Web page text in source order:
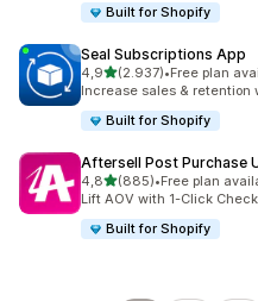
Built for Shopify
Seal Subscriptions App
4,9stelle su 5
(2.937)
2937 recensioni totali
•Free plan
Increase sales & retention
Built for Shopify
Aftersell Post Purchase
4,8stelle su 5
(885)
885 recensioni totali
•Free plan
Lift AOV with 1-Click
Built for Shopify